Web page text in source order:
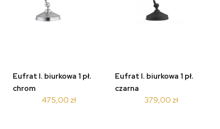
Eufrat l. biurkowa 1 pł.
chrom
475,00 zł
Eufrat l. biurkowa 1 pł.
czarna
379,00 zł